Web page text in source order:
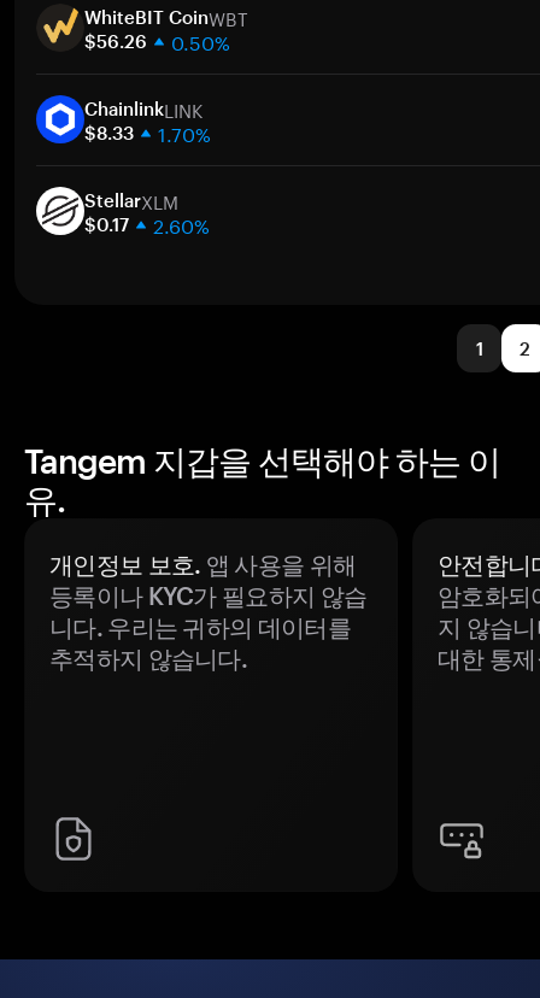
30일
시가총액
WhiteBIT CoinWBT
$56.26 0.50%
30일
시가총액
ChainlinkLINK
$8.33 1.70%
30일
시가총액
StellarXLM
$0.17 2.60%
1 2
Tangem 지갑을 선택해야 하는 이
유.
개인정보 보호. 앱 사용을 위해
등록이나 KYC가 필요하지 않습
니다. 우리는 귀하의 데이터를
추적하지 않습니다.
안전합니
암호화되
지 않습
대한 통